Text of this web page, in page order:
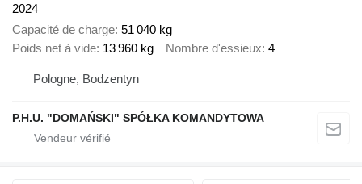
2024
Capacité de charge 51 040 kg
Poids net à vide 13 960 kg Nombre d'essieux 4
Pologne, Bodzentyn
P.H.U. "DOMAŃSKI" SPÓŁKA KOMANDYTOWA